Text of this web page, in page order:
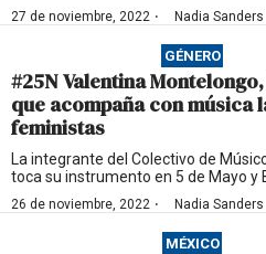
27 de noviembre, 2022 · Nadia Sanders
GÉNERO
#25N Valentina
que acompaña con música
feministas
La integrante del Colectivo de
toca su instrumento en 5 de Mayo y
26 de noviembre, 2022 · Nadia Sanders
MÉXICO